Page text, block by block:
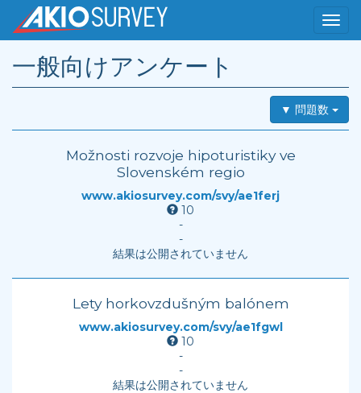
一般向けアンケート
▼ 問題数
Možnosti rozvoje hipoturistiky ve
Slovenském regio
www.akiosurvey.com/svy/ae1ferj
10
-
-
結果は公開されていません
Lety horkovzdušným balónem
www.akiosurvey.com/svy/ae1fgwl
10
-
-
結果は公開されていません